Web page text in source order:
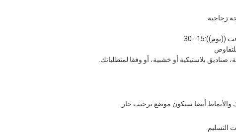
صناديق بلاستيكية أو خشبية، أو وفقا لمتطلباتك.
والأنماط أيضا سيكون موضع ترحيب حار.
التسليم.